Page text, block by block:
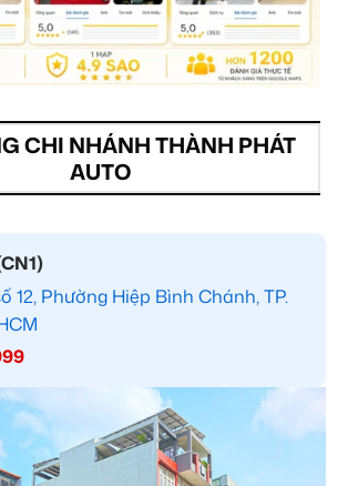
CHI NHÁNH THÀNH PHÁT
AUTO
12, Phường Hiệp Bình Chánh, TP.